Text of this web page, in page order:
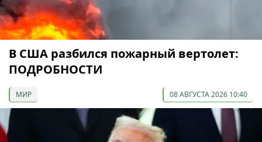
В США разбился пожарный вертолет:
ПОДРОБНОСТИ
МИР 08 АВГУСТА 2026 10:40